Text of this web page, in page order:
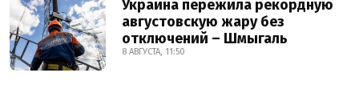
Украина пережила рекордную
августовскую жару без
отключений – Шмыгаль
8 АВГУСТА, 11:50